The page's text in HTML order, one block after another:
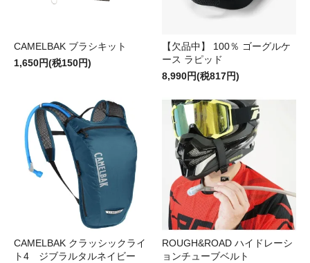
CAMELBAK ブラシキット
1,650円(税150円)
【欠品中】 100％ ゴーグルケ
ース ラピッド
8,990円(税817円)
CAMELBAK クラッシックライ
ト4 ジブラルタルネイビー
ROUGH&ROAD ハイドレーシ
ョンチューブベルト